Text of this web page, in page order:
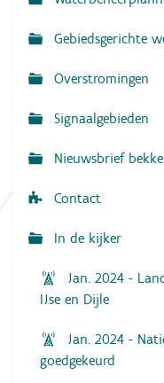
i
g
t
Gebiedsgerichte
Overstromingen
Signaalgebieden
Nieuwsbrief
Contact
In de kijker
Jan. 2024 -
IJse en Dijle
Jan. 2024 -
goedgekeurd